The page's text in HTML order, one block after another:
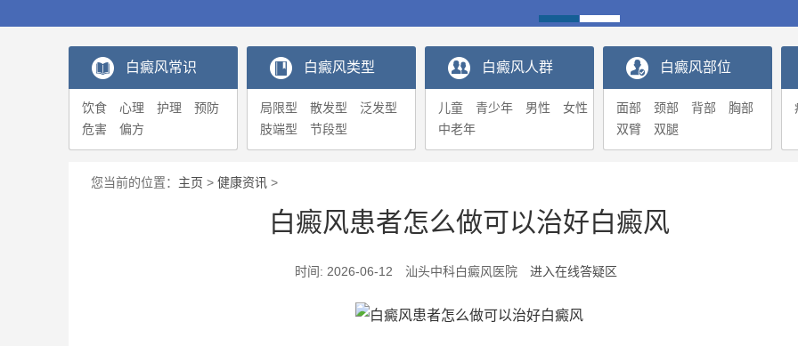
白癜风常识
饮食 心理 护理
预防
危害
偏方
白癜风类型
局限型 散发型
泛发型
肢端型
节段型
白癜风人群
儿童 青少年 男性
女性
中老年
白癜风部位
面部 颈部 背部
胸部
双臂
双腿
您当前的位置： 主页 > 健康资讯 >
白癜风患者怎么做可以治好白癜风
时间: 2026-06-12 汕头中科白癜风医院 进入在线答疑区